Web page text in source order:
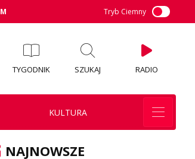
Tryb Ciemny
TYGODNIK SZUKAJ RADIO
KULTURA
NAJNOWSZE